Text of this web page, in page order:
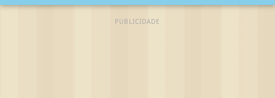
PUBLICIDADE